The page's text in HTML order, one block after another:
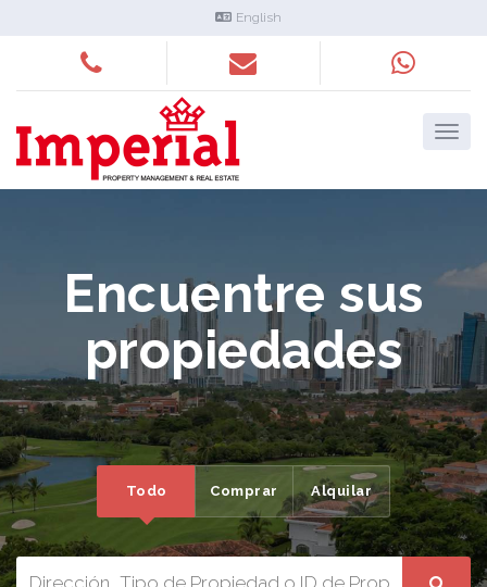
English
Encuentre sus
propiedades
Todo Comprar Alquilar